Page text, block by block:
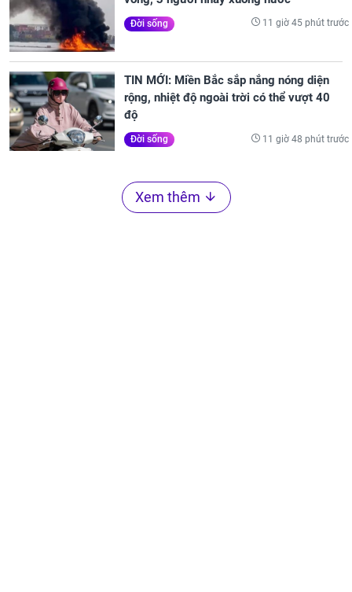
Đời sống 11 giờ 45 phút trước
TIN MỚI: Miền Bắc sắp nắng nóng diện
rộng, nhiệt độ ngoài trời có thể vượt 40
độ
Đời sống 11 giờ 48 phút trước
Xem thêm